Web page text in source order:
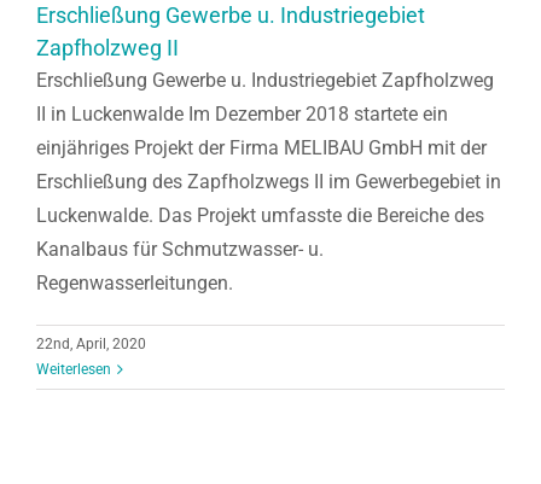
Erschließung Gewerbe u. Industriegebiet
Zapfholzweg II
Erschließung Gewerbe u. Industriegebiet Zapfholzweg
II in Luckenwalde Im Dezember 2018 startete ein
einjähriges Projekt der Firma MELIBAU GmbH mit der
Erschließung des Zapfholzwegs II im Gewerbegebiet in
Luckenwalde. Das Projekt umfasste die Bereiche des
Kanalbaus für Schmutzwasser- u.
Regenwasserleitungen.
22nd, April, 2020
Weiterlesen